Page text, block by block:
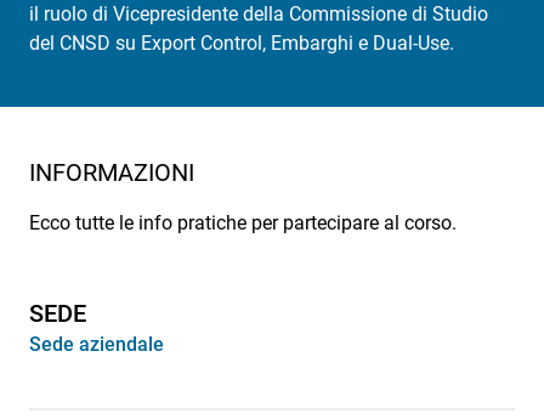
il ruolo di Vicepresidente della Commissione di Studio
del CNSD su Export Control, Embarghi e Dual-Use.
INFORMAZIONI
Ecco tutte le info pratiche per partecipare al corso.
SEDE
Sede aziendale